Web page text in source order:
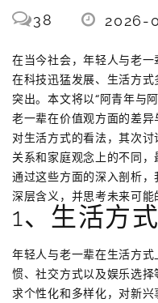
38 2026-
在当今社会，年轻人与老
在科技迅猛发展、生活方
突出。本文将以“阿青年与
老一辈在价值观方面的差
对生活方式的看法，其次
关系和家庭观念上的不同，
通过这些方面的深入剖析
深层含义，并思考未来可能
1、生活方
年轻人与老一辈在生活方
惯、社交方式以及娱乐选
求个性化和多样化，对新